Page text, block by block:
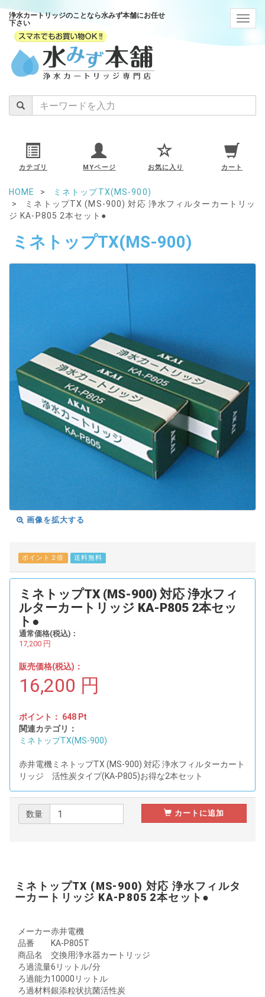
浄水カートリッジのことなら水みず本舗にお任せ
下さい
カテゴリ MYページ お気に入り カート
HOME
ミネトップTX(MS-900)
ミネトップTX (MS-900) 対応 浄水フィルターカートリッ
ジ KA-P805 2本セット●
ミネトップTX(MS-900)
画像を拡大する
ポイント２倍 送料無料
ミネトップTX (MS-900) 対応 浄水フィ
ルターカートリッジ KA-P805 2本セッ
ト●
通常価格(税込)：
17,200 円
販売価格(税込)：
16,200 円
ポイント： 648 Pt
関連カテゴリ：
ミネトップTX(MS-900)
赤井電機ミネトップTX (MS-900) 対応 浄水フィルターカート
リッジ 活性炭タイプ(KA-P805)お得な2本セット
数量 カートに追加
ミネトップTX (MS-900) 対応 浄水フィルタ
ーカートリッジ KA-P805 2本セット●
メーカー赤井電機
品番
KA-P805T
商品名
交換用浄水器カートリッジ
ろ過流量6リットル/分
ろ過能力10000リットル
ろ過材料銀添粒状抗菌活性炭